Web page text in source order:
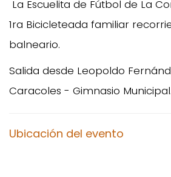
La Escuelita de Fútbol de La
1ra Bicicleteada familiar
balneario.
Salida desde Leopoldo
Caracoles - Gimnasio Municipal.
Ubicación del evento